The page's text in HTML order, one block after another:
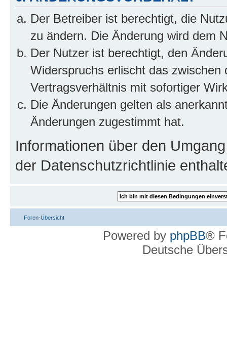
Der Betreiber ist berechtigt, die
zu ändern. Die Änderung wird dem
Der Nutzer ist berechtigt, den
Widerspruchs erlischt das
Vertragsverhältnis mit sofortiger
Die Änderungen gelten als
Änderungen zugestimmt hat.
Informationen über den
der Datenschutzrichtlinie
Foren-Übersicht
Powered by phpBB®
Deutsche